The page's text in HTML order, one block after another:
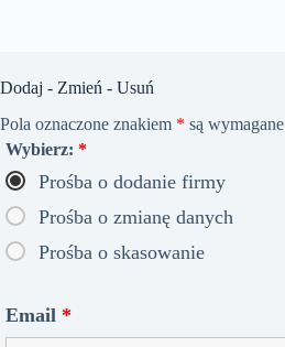
Dodaj - Zmień - Usuń
Pola oznaczone znakiem * są wymagane
Wybierz: *
Prośba o dodanie firmy
Prośba o zmianę danych
Prośba o skasowanie
Email *